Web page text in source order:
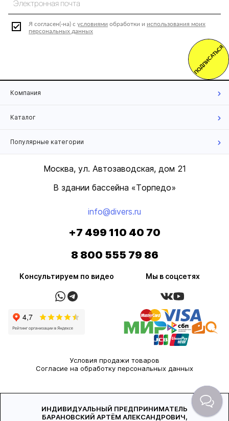
Я согласен(-на) с условиями обработки и использования моих
персональных данных
ПОДПИСАТЬСЯ
Компания
Каталог
Популярные категории
Москва, ул. Автозаводская, дом 21
В здании бассейна «Торпедо»
info@divers.ru
Консультируем по видео Мы в соцсетях
+7 499 110 40 70
8 800 555 79 86
Условия продажи товаров
Согласие на обработку персональных данных
ИНДИВИДУАЛЬНЫЙ ПРЕДПРИНИМАТЕЛЬ
БАРАНОВСКИЙ АРТЁМ АЛЕКСАНДРОВИЧ,